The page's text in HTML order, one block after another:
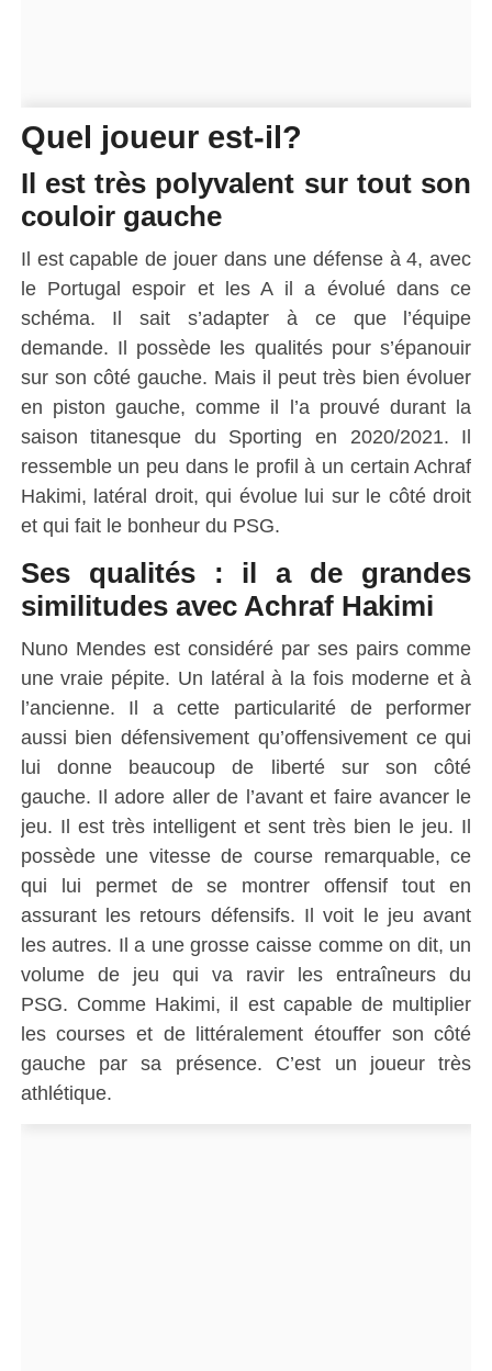
Quel joueur est-il?
Il est très polyvalent sur tout son
couloir gauche
Il est capable de jouer dans une défense à 4, avec
le Portugal espoir et les A il a évolué dans ce
schéma. Il sait s’adapter à ce que l’équipe
demande. Il possède les qualités pour s’épanouir
sur son côté gauche. Mais il peut très bien évoluer
en piston gauche, comme il l’a prouvé durant la
saison titanesque du Sporting en 2020/2021. Il
ressemble un peu dans le profil à un certain Achraf
Hakimi, latéral droit, qui évolue lui sur le côté droit
et qui fait le bonheur du PSG.
Ses qualités : il a de grandes
similitudes avec Achraf Hakimi
NunoMendes est considéré par ses pairs comme
une vraie pépite. Un latéral à la fois moderne et à
l’ancienne. Il a cette particularité de performer
aussi bien défensivement qu’offensivement ce qui
lui donne beaucoup de liberté sur son côté
gauche. Il adore aller de l’avant et faire avancer le
jeu. Il est très intelligent et sent très bien le jeu. Il
possède une vitesse de course remarquable, ce
qui lui permet de se montrer offensif tout en
assurant les retours défensifs. Il voit le jeu avant
les autres. Il a une grosse caisse comme on dit, un
volume de jeu qui va ravir les entraîneurs du
PSG. Comme Hakimi, il est capable de multiplier
les courses et de littéralement étouffer son côté
gauche par sa présence. C’est un joueur très
athlétique.